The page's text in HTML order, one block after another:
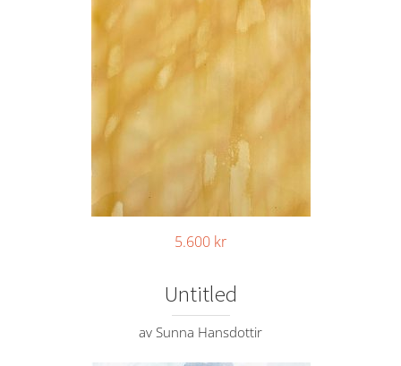
5.600 kr
Untitled
av Sunna Hansdottir